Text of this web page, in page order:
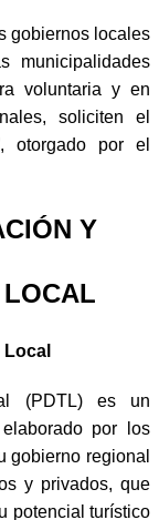
gobiernos locales
municipalidades
voluntaria y en
soliciten el
otorgado por el
Y
(PDTL) es un
por los
gobierno regional
y privados, que
potencial turístico